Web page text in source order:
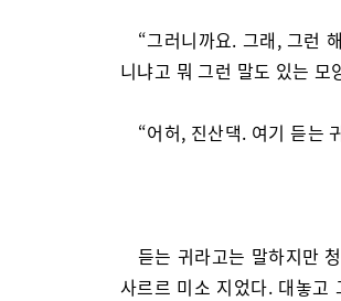
“그러니까요. 그래, 그런
니냐고 뭐 그런 말도 있는 모
“어허, 진산댁. 여기 듣는
듣는 귀라고는 말하지만
사르르 미소 지었다. 대놓고